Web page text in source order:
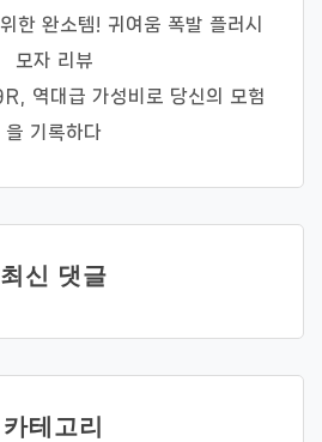
한 완소템! 귀여움 폭발 플러시
모자 리뷰
역대급 가성비로 당신의 모험
을 기록하다
최신 댓글
카테고리